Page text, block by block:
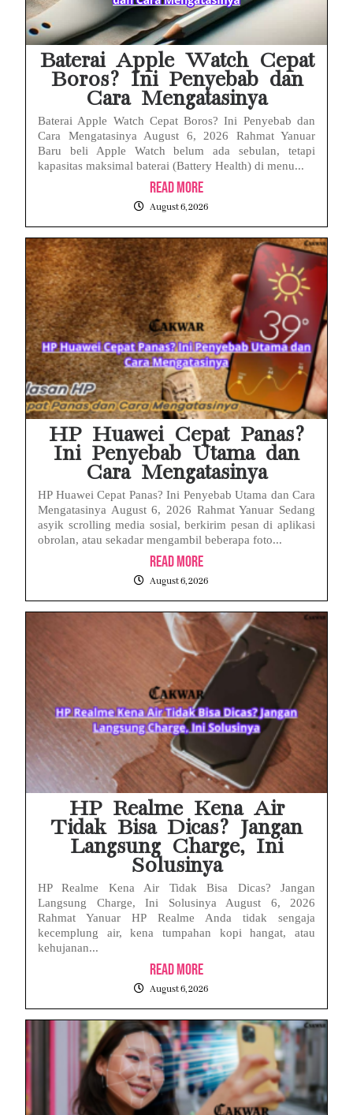
Baterai Apple Watch Cepat
Boros? Ini Penyebab dan
Cara Mengatasinya
Baterai Apple Watch Cepat Boros? Ini Penyebab dan
Cara Mengatasinya August 6, 2026 Rahmat Yanuar
Baru beli Apple Watch belum ada sebulan, tetapi
kapasitas maksimal baterai (Battery Health) di menu...
Read More
August 6, 2026
HP Huawei Cepat Panas?
Ini Penyebab Utama dan
Cara Mengatasinya
HP Huawei Cepat Panas? Ini Penyebab Utama dan Cara
Mengatasinya August 6, 2026 Rahmat Yanuar Sedang
asyik scrolling media sosial, berkirim pesan di aplikasi
obrolan, atau sekadar mengambil beberapa foto...
Read More
August 6, 2026
HP Realme Kena Air
Tidak Bisa Dicas? Jangan
Langsung Charge, Ini
Solusinya
HP Realme Kena Air Tidak Bisa Dicas? Jangan
Langsung Charge, Ini Solusinya August 6, 2026
Rahmat Yanuar HP Realme Anda tidak sengaja
kecemplung air, kena tumpahan kopi hangat, atau
kehujanan...
Read More
August 6, 2026